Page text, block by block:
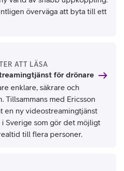
överväga att byta till ett
ATT LÄSA
för drönare
enklare, säkrare och
Tillsammans med Ericsson
en ny videostreamingtjänst
Sverige som gör det möjligt
till flera personer.